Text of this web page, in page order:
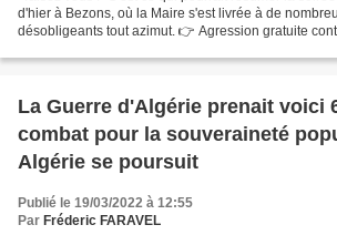
d'hier à Bezons, où la Maire s'est livrée à de
désobligeants tout azimut. 👉 Agression gratuite
La Guerre d'Algérie prenait voici
combat pour la souveraineté
Algérie se poursuit
Publié le 19/03/2022 à 12:55
Par Fréderic FARAVEL